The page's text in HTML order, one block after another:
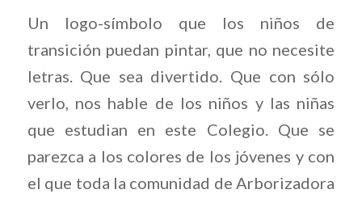
Un logo-símbolo que los niños de
transición puedan pintar, que no necesite
letras. Que sea divertido. Que con sólo
verlo, nos hable de los niños y las niñas
que estudian en este Colegio. Que se
parezca a los colores de los jóvenes y con
el que toda la comunidad de Arborizadora